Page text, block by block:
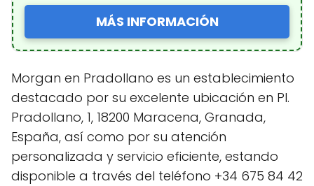
MÁS INFORMACIÓN
Morgan en Pradollano es un establecimiento
destacado por su excelente ubicación en Pl.
Pradollano, 1, 18200 Maracena, Granada,
España, así como por su atención
personalizada y servicio eficiente, estando
disponible a través del teléfono +34 675 84 42